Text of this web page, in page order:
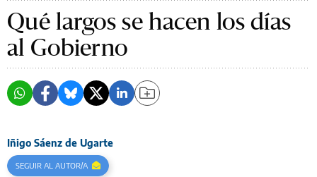
Qué largos se hacen los días
al Gobierno
Iñigo Sáenz de Ugarte
SEGUIR AL AUTOR/A